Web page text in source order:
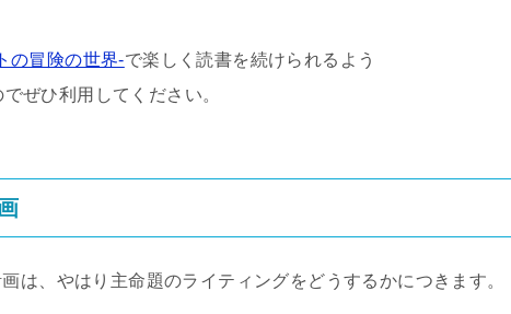
の冒険の世界-で楽しく読書を続けられるよう
ぜひ利用してください。
は、やはり主命題のライティングをどうするかにつきます。